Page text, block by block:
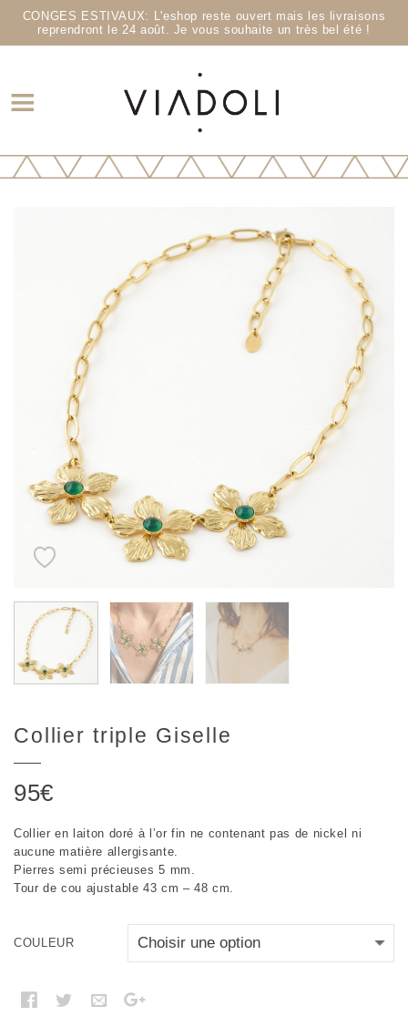
CONGES ESTIVAUX: L'eshop reste ouvert mais les livraisons
reprendront le 24 août. Je vous souhaite un très bel été !
Collier triple Giselle
95€
Collier en laiton doré à l’or fin ne contenant pas de nickel ni
aucune matière allergisante.
Pierres semi précieuses 5 mm.
Tour de cou ajustable 43 cm – 48 cm.
COULEUR